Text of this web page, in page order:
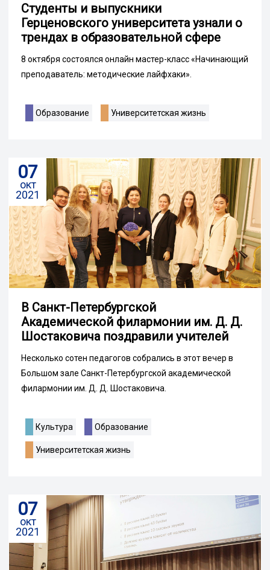
Студенты и выпускники
Герценовского университета узнали о
трендах в образовательной сфере
8 октября состоялся онлайн мастер-класс «Начинающий
преподаватель: методические лайфхаки».
Образование Университетская жизнь
07
окт
2021
В Санкт-Петербургской
Академической филармонии им. Д. Д.
Шостаковича поздравили учителей
Несколько сотен педагогов собрались в этот вечер в
Большом зале Санкт-Петербургской академической
филармонии им. Д. Д. Шостаковича.
Культура Образование
Университетская жизнь
07
окт
2021